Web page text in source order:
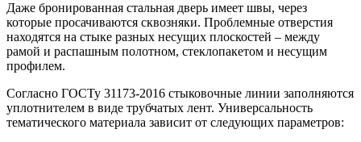
Даже бронированная стальная дверь имеет швы, через
которые просачиваются сквозняки. Проблемные отверстия
находятся на стыке разных несущих плоскостей – между
рамой и распашным полотном, стеклопакетом и несущим
профилем.
Согласно ГОСТу 31173-2016 стыковочные линии заполняются
уплотнителем в виде трубчатых лент. Универсальность
тематического материала зависит от следующих параметров: